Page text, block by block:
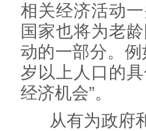
相关经济活动
国家也将为老
动的一部分。
岁以上人口的
经济机会”。
从有为政府